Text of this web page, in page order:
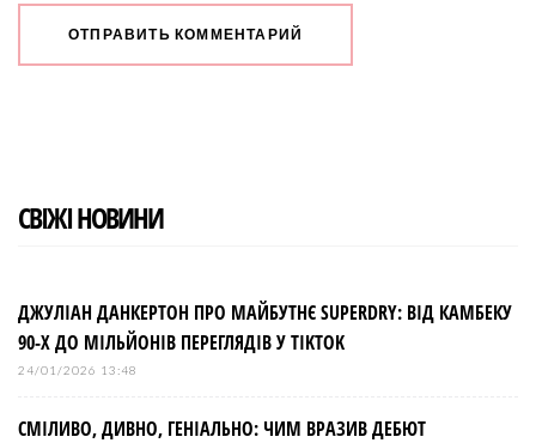
СВІЖІ НОВИНИ
ДЖУЛІАН ДАНКЕРТОН ПРО МАЙБУТНЄ SUPERDRY: ВІД КАМБЕКУ
90-Х ДО МІЛЬЙОНІВ ПЕРЕГЛЯДІВ У TIKTOK
24/01/2026 13:48
СМІЛИВО, ДИВНО, ГЕНІАЛЬНО: ЧИМ ВРАЗИВ ДЕБЮТ